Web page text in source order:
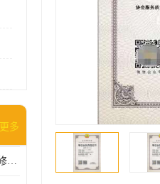
更多
申请流程 办理中央空调维修安装资质所需材料